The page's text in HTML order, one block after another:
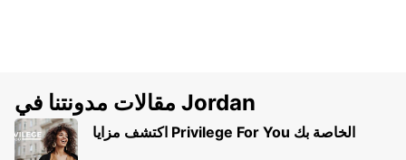
مقالات مدونتنا في Jordan
اكتشف مزايا Privilege For You الخاصة بك